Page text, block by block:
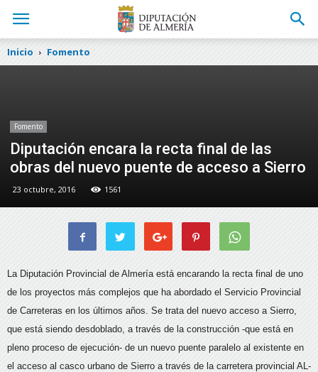
Inicio Fomento
Fomento
Diputación encara la recta final de las
obras del nuevo puente de acceso a Sierro
23 octubre, 2016 1561
La Diputación Provincial de Almería está encarando la recta final de uno
de los proyectos más complejos que ha abordado el Servicio Provincial
de Carreteras en los últimos años. Se trata del nuevo acceso a Sierro,
que está siendo desdoblado, a través de la construcción -que está en
pleno proceso de ejecución- de un nuevo puente paralelo al existente en
el acceso al casco urbano de Sierro a través de la carretera provincial AL-